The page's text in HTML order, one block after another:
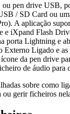
ou pen drive USB,
/ SD Card ou
A aplicação
e iXpand Flash
porta Lightning e
Externo Ligado e
da pen drive
de áudio para
sobre como
ou gerir ficheiros